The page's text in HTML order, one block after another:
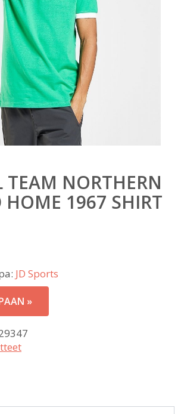
TEAM NORTHERN
HOME 1967 SHIRT
JD Sports
»